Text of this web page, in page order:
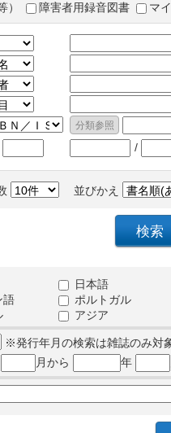
）
障害者用録音図書 マ
/
並びかえ
日本語
語
ポルトガル
アジア
※発行年月の検索は雑誌のみ対
月から 年